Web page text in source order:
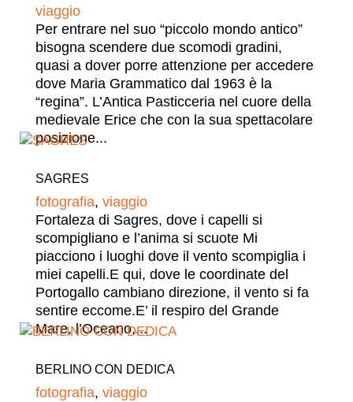
viaggio
Per entrare nel suo “piccolo mondo antico”
bisogna scendere due scomodi gradini,
quasi a dover porre attenzione per accedere
dove Maria Grammatico dal 1963 è la
“regina”. L’Antica Pasticceria nel cuore della
medievale Erice che con la sua spettacolare
posizione...
SAGRES
fotografia, viaggio
Fortaleza di Sagres, dove i capelli si
scompigliano e l’anima si scuote Mi
piacciono i luoghi dove il vento scompiglia i
miei capelli.E qui, dove le coordinate del
Portogallo cambiano direzione, il vento si fa
sentire eccome.E’ il respiro del Grande
Mare, l’Oceano,...
BERLINO CON DEDICA
fotografia, viaggio